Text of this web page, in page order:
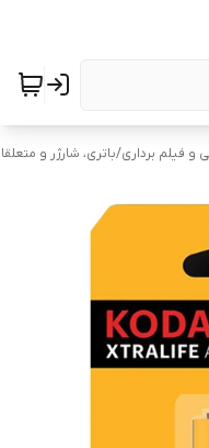
و فیلم برداری/باتری، شارژر و